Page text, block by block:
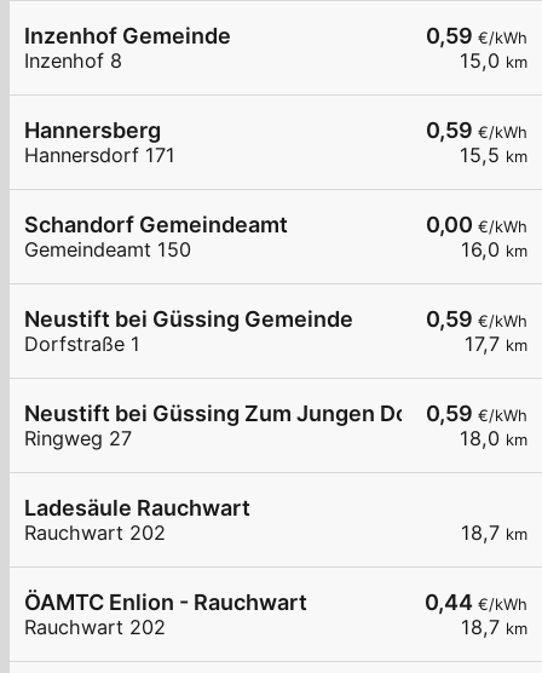
0,59 €/kWh
15,0 km
Inzenhof Gemeinde
Inzenhof 8
0,59 €/kWh
15,5 km
Hannersberg
Hannersdorf 171
0,00 €/kWh
16,0 km
Schandorf Gemeindeamt
Gemeindeamt 150
0,59 €/kWh
17,7 km
Neustift bei Güssing Gemeinde
Dorfstraße 1
0,59 €/kWh
18,0 km
Neustift bei Güssing Zum Jungen Dorfwirt
Ringweg 27
18,7 km
Ladesäule Rauchwart
Rauchwart 202
0,44 €/kWh
18,7 km
ÖAMTC Enlion - Rauchwart
Rauchwart 202